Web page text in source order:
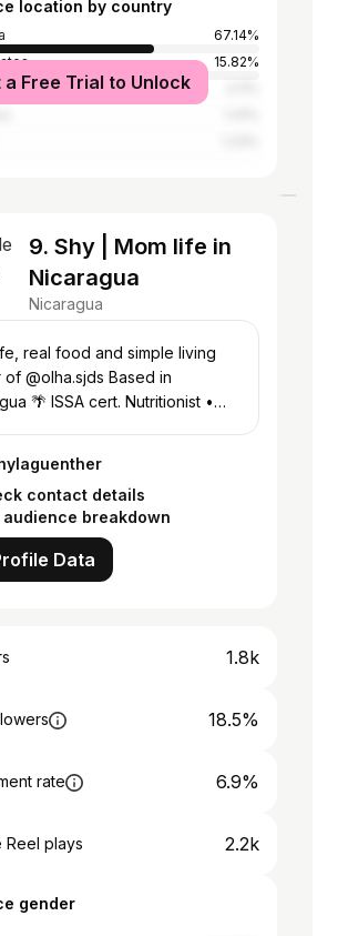
location by country
67.14%
15.82%
Free Trial to Unlock
9. Shy | Mom life in
Nicaragua
Nicaragua
real food and simple living
Based in
🌴 ISSA cert. Nutritionist •
contact details
audience breakdown
Data
1.8k
18.5%
rate 6.9%
Reel plays 2.2k
gender